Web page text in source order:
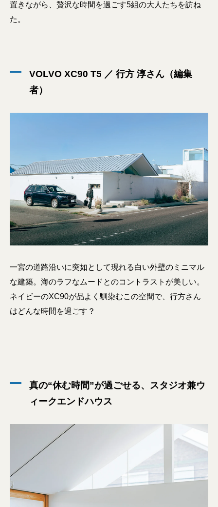
置きながら、贅沢な時間を過ごす5組の大人たちを訪ね
た。
VOLVO XC90 T5 ／ 行方 淳さん（編集
者）
一宮の道路沿いに突如として現れる白い外壁のミニマル
な建築。海のラフなムードとのコントラストが美しい。
ネイビーのXC90が品よく馴染むこの空間で、行方さん
はどんな時間を過ごす？
真の“休む時間”が過ごせる、スタジオ兼ウ
ィークエンドハウス